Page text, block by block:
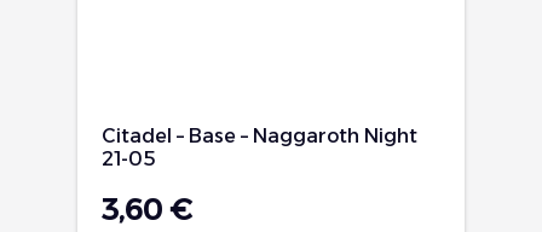
Citadel – Base – Naggaroth Night
21-05
3,60 €